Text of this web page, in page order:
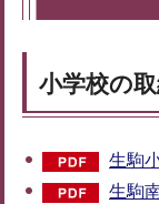
小学校の取
生駒
生駒